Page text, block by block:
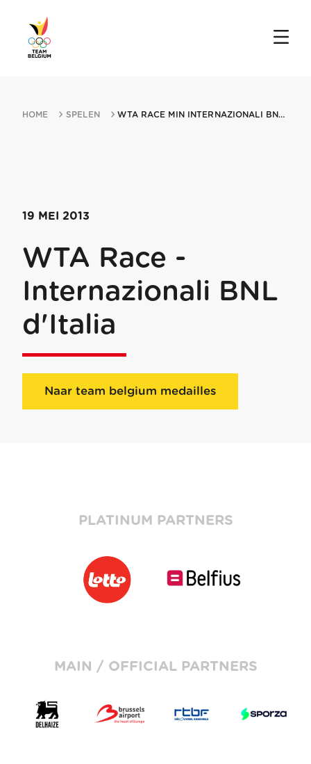
HOME SPELEN WTA RACE MIN INTERNAZIONALI BNL D ITALIA 19052013 ROME
19 MEI 2013
WTA Race -
Internazionali BNL
d'Italia
Naar team belgium medailles
PLATINUM PARTNERS
MAIN / OFFICIAL PARTNERS